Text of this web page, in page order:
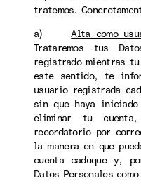
tratemos.
a)Alta como
Trataremos tus
registrado mientras tu
este sentido, te
usuario registrada
sin que haya
eliminar tu
recordatorio por
la manera en que
cuenta caduque y,
Datos Personales